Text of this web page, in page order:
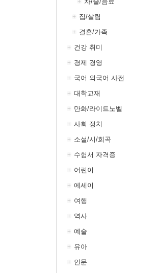
집/살림
결혼/가족
건강 취미
경제 경영
국어 외국어 사전
대학교재
만화/라이트노벨
사회 정치
소설/시/희곡
수험서 자격증
어린이
에세이
여행
역사
예술
유아
인문